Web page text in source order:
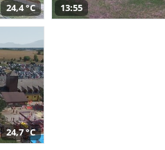
24,4 °C 13:55
24,7 °C